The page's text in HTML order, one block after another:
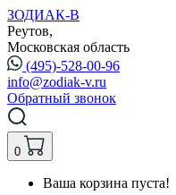
ЗОДИАК-В
Реутов,
Московская область
(495)-528-00-96
info@zodiak-v.ru
Обратный звонок
0
Ваша корзина пуста!